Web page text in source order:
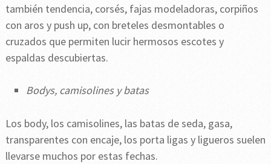
también tendencia, corsés, fajas modeladoras, corpiños
con aros y push up, con breteles desmontables o
cruzados que permiten lucir hermosos escotes y
espaldas descubiertas.
Bodys, camisolines y batas
Los body, los camisolines, las batas de seda, gasa,
transparentes con encaje, los porta ligas y ligueros suelen
llevarse muchos por estas fechas.